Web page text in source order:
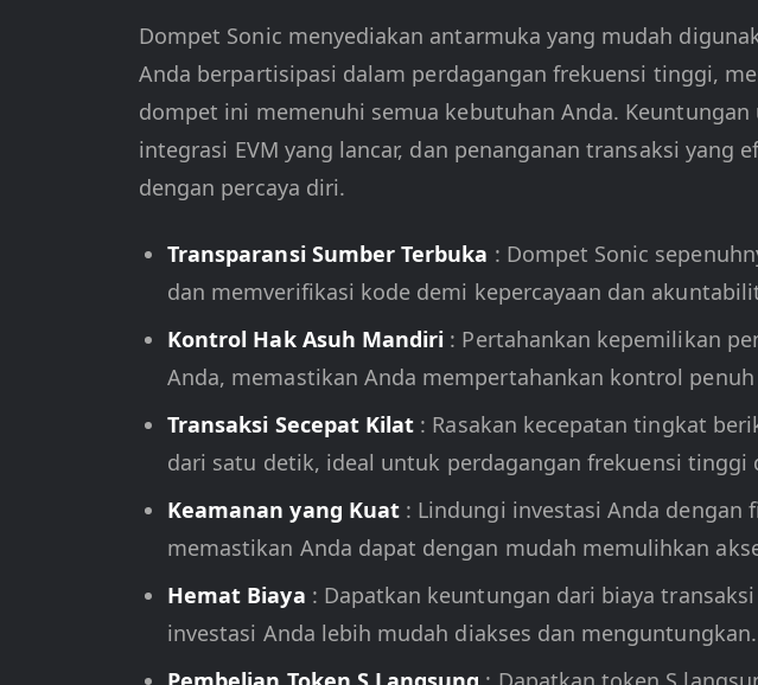
Dompet Sonic menyediakan antarmuka yang mudah
Anda berpartisipasi dalam perdagangan frekuensi tinggi,
dompet ini memenuhi semua kebutuhan Anda.
integrasi EVM yang lancar, dan penanganan transaksi
dengan percaya diri.
Transparansi Sumber Terbuka : Dompet Sonic
dan memverifikasi kode demi kepercayaan dan
Kontrol Hak Asuh Mandiri : Pertahankan kepemilikan
Anda, memastikan Anda mempertahankan kontrol
Transaksi Secepat Kilat : Rasakan kecepatan tingkat
dari satu detik, ideal untuk perdagangan frekuensi tinggi
Keamanan yang Kuat : Lindungi investasi Anda
memastikan Anda dapat dengan mudah memulihkan
Hemat Biaya : Dapatkan keuntungan dari biaya
investasi Anda lebih mudah diakses dan menguntungkan.